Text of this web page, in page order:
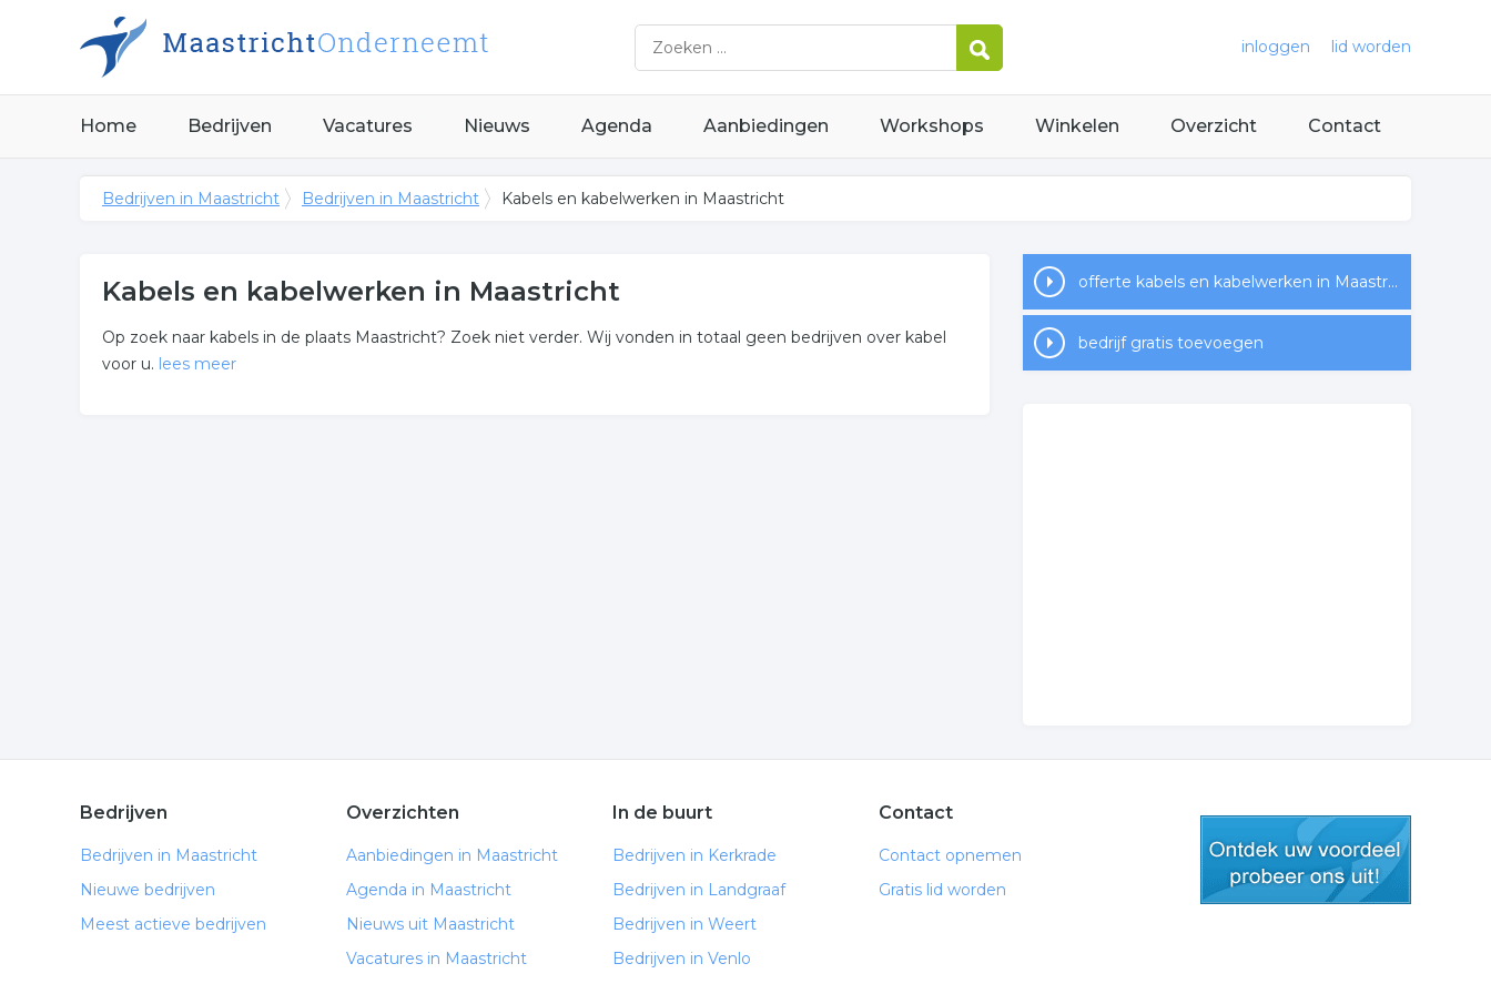
inloggen lid worden
Home Bedrijven Vacatures Nieuws Agenda Aanbiedingen Workshops Winkelen Overzicht Contact
Bedrijven in Maastricht Bedrijven in Maastricht Kabels en kabelwerken in Maastricht
Kabels en kabelwerken in Maastricht
Op zoek naar kabels in de plaats Maastricht? Zoek niet verder. Wij vonden in totaal geen bedrijven over kabel
voor u. lees meer
offerte kabels en kabelwerken in Maastricht
bedrijf gratis toevoegen
Bedrijven
Bedrijven in Maastricht
Nieuwe bedrijven
Meest actieve bedrijven
Overzichten
Aanbiedingen in Maastricht
Agenda in Maastricht
Nieuws uit Maastricht
Vacatures in Maastricht
In de buurt
Bedrijven in Kerkrade
Bedrijven in Landgraaf
Bedrijven in Weert
Bedrijven in Venlo
Contact
Contact opnemen
Gratis lid worden